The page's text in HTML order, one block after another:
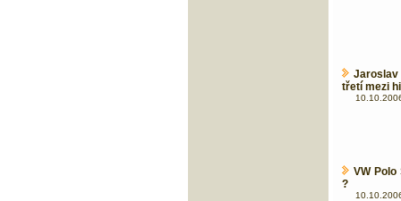
Jaroslav
třetí mezi
VW
?